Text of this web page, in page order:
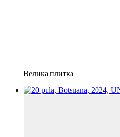
Велика плитка